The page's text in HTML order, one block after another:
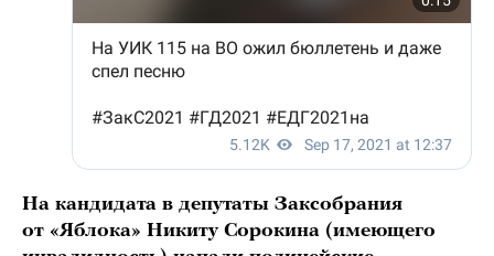
На кандидата в депутаты Заксобрания
от «Яблока» Никиту Сорокина (имеющего